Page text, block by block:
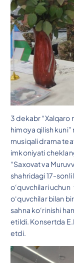
3 dekabr “Xalqaro
himoya qilish
musiqali drama
imkoniyati
“Saxovat va
shahridagi 17-
o‘quvchilari
o‘quvchilar bilan
sahna ko‘rinishi
etildi. Konsertda
etdi.